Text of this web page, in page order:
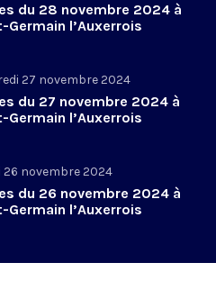
du 28 novembre 2024 à
Germain l’Auxerrois
27 novembre 2024
du 27 novembre 2024 à
Germain l’Auxerrois
26 novembre 2024
du 26 novembre 2024 à
Germain l’Auxerrois